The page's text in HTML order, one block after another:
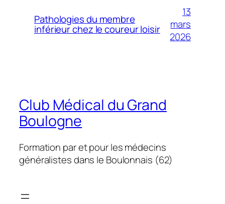
Pathologies du membre
inférieur chez le coureur loisir
13
mars
2026
Club Médical du Grand
Boulogne
Formation par et pour les médecins
généralistes dans le Boulonnais (62)